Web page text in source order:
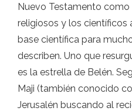
Nuevo Testamento como
religiosos y los científicos
base científica para
describen. Uno que
es la estrella de Belén.
Maji (también conocido
Jerusalén buscando al